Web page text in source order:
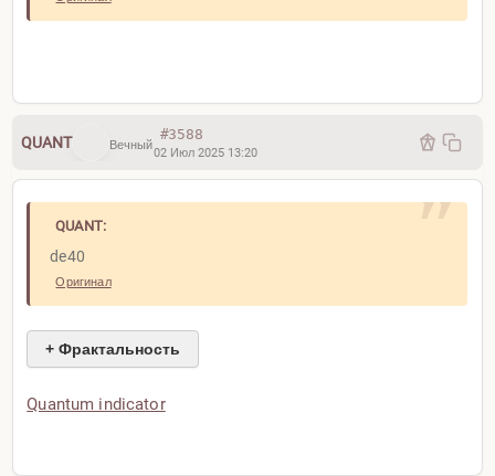
QUANT Вечный
#3588
02 Июл 2025 13:20
QUANT:
de40
Оригинал
+ Фрактальность
Quantum indicator